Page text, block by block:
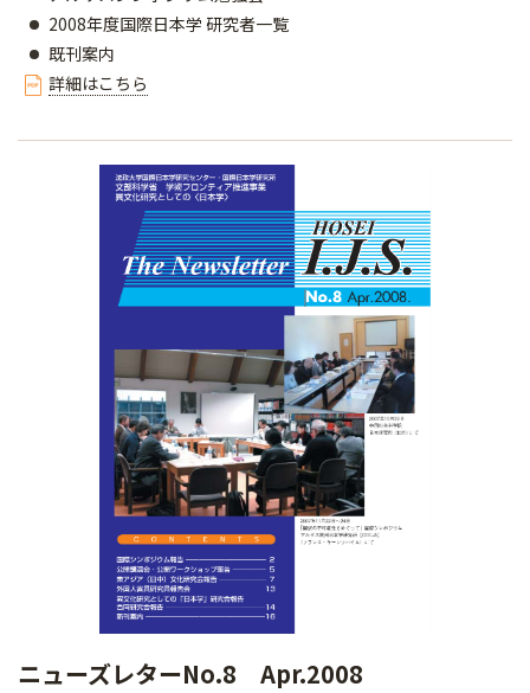
2008年度国際日本学 研究者一覧
既刊案内
詳細はこちら
ニューズレターNo.8 Apr.2008